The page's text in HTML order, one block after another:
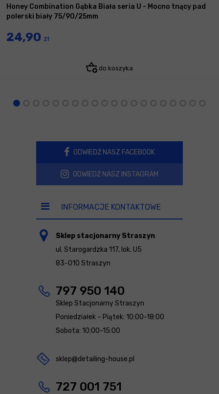
Honey Combination Gąbka Biała seria U - Mocno tnący pad
polerski biały 75/90/25mm
24,90 zł
do koszyka
ODWIEDŹ NASZ FACEBOOK
ODWIEDŹ NASZ INSTAGRAM
INFORMACJE KONTAKTOWE
Sklep stacjonarny Straszyn
ul. Starogardzka 117, lok. U5
83-010 Straszyn
797 950 140
Sklep Stacjonarny Straszyn
Poniedziałek – Piątek: 10:00-18:00
Sobota: 10:00-15:00
sklep@detailing-house.pl
727 001 751